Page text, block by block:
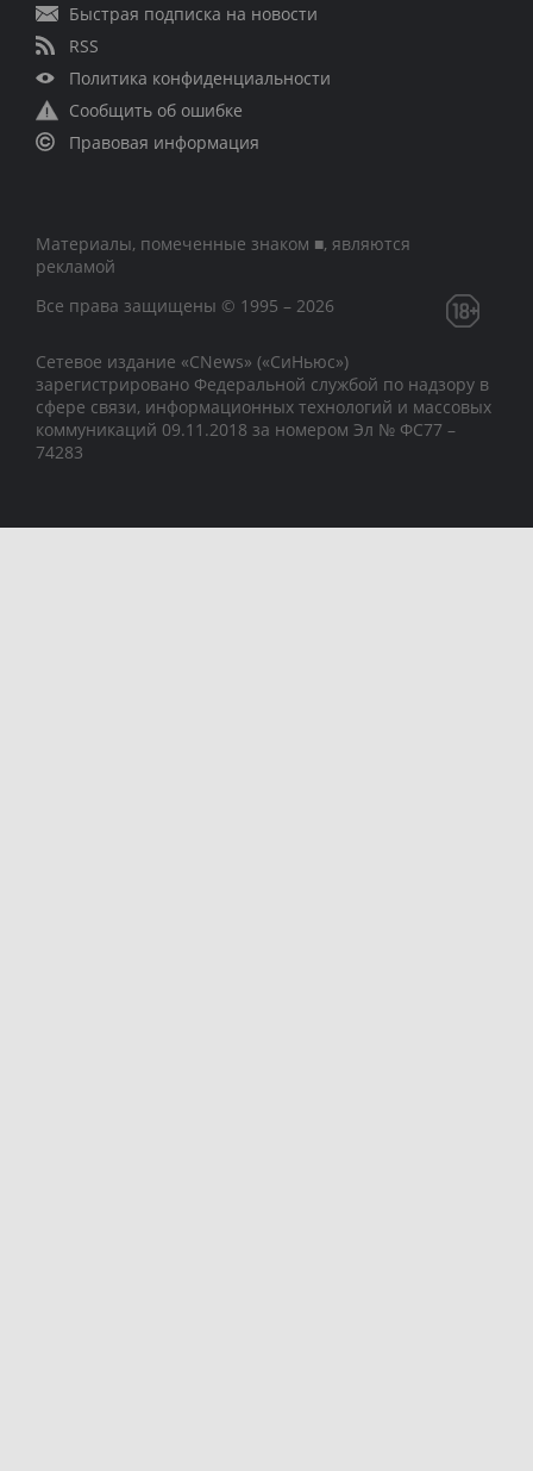
Быстрая подписка на новости
RSS
Политика конфиденциальности
Сообщить об ошибке
Правовая информация
Материалы, помеченные знаком ■, являются
рекламой
Все права защищены © 1995 – 2026
Сетевое издание «CNews» («СиНьюс»)
зарегистрировано Федеральной службой по надзору в
сфере связи, информационных технологий и массовых
коммуникаций 09.11.2018 за номером Эл № ФС77 –
74283